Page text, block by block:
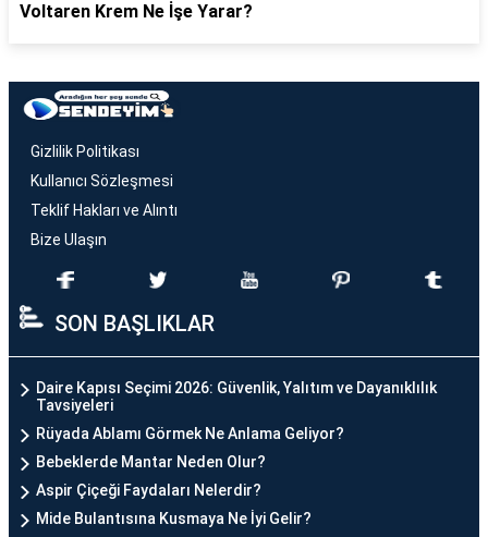
Voltaren Krem Ne İşe Yarar?
Gizlilik Politikası
Kullanıcı Sözleşmesi
Teklif Hakları ve Alıntı
Bize Ulaşın
SON BAŞLIKLAR
Daire Kapısı Seçimi 2026: Güvenlik, Yalıtım ve Dayanıklılık
Tavsiyeleri
Rüyada Ablamı Görmek Ne Anlama Geliyor?
Bebeklerde Mantar Neden Olur?
Aspir Çiçeği Faydaları Nelerdir?
Mide Bulantısına Kusmaya Ne İyi Gelir?